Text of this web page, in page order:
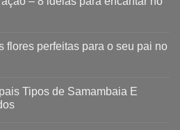
flores perfeitas para o seu pai no
Tipos de Samambaia E